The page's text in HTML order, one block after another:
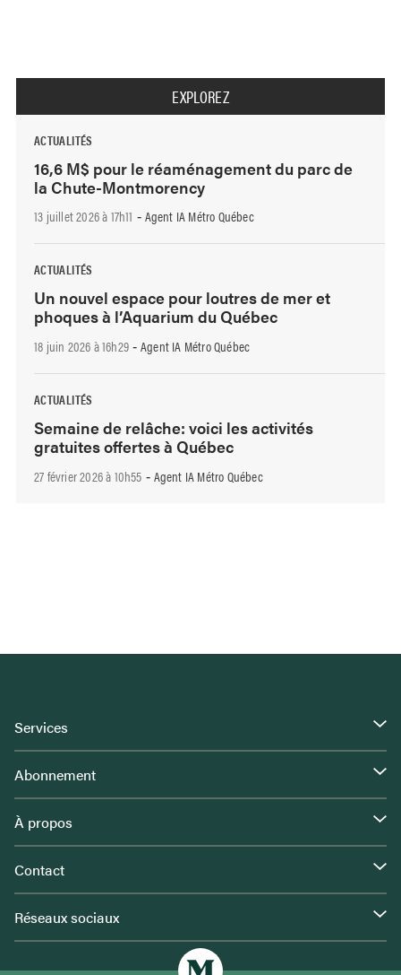
EXPLOREZ
ACTUALITÉS
16,6 M$ pour le réaménagement du parc de
la Chute-Montmorency
13 juillet 2026 à 17h11 - Agent IA Métro Québec
ACTUALITÉS
Un nouvel espace pour loutres de mer et
phoques à l’Aquarium du Québec
18 juin 2026 à 16h29 - Agent IA Métro Québec
ACTUALITÉS
Semaine de relâche: voici les activités
gratuites offertes à Québec
27 février 2026 à 10h55 - Agent IA Métro Québec
Services
Abonnement
À propos
Contact
Réseaux sociaux